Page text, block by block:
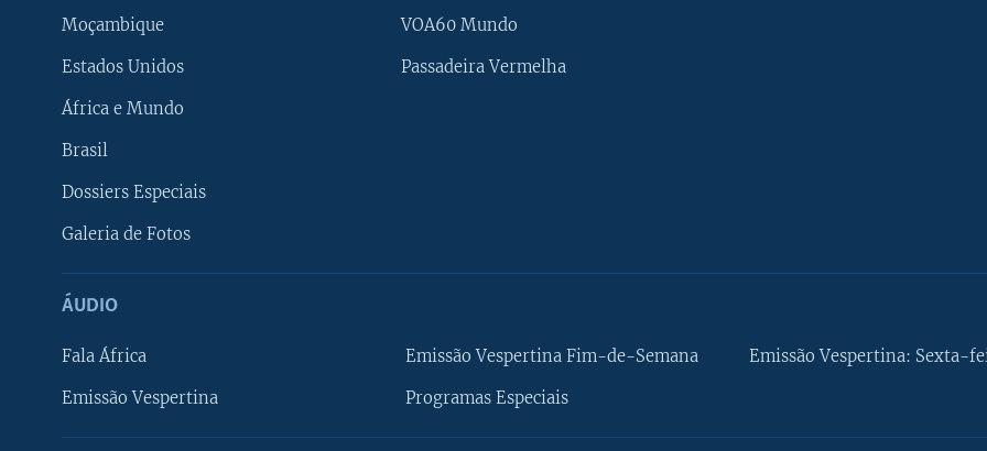
Moçambique
Estados Unidos
África e Mundo
Brasil
Dossiers Especiais
Galeria de Fotos
VOA60 Mundo
Passadeira Vermelha
ÁUDIO
Fala África
Emissão Vespertina
Emissão Vespertina Fim-de-Semana
Programas Especiais
Emissão Vespertina: Sexta-